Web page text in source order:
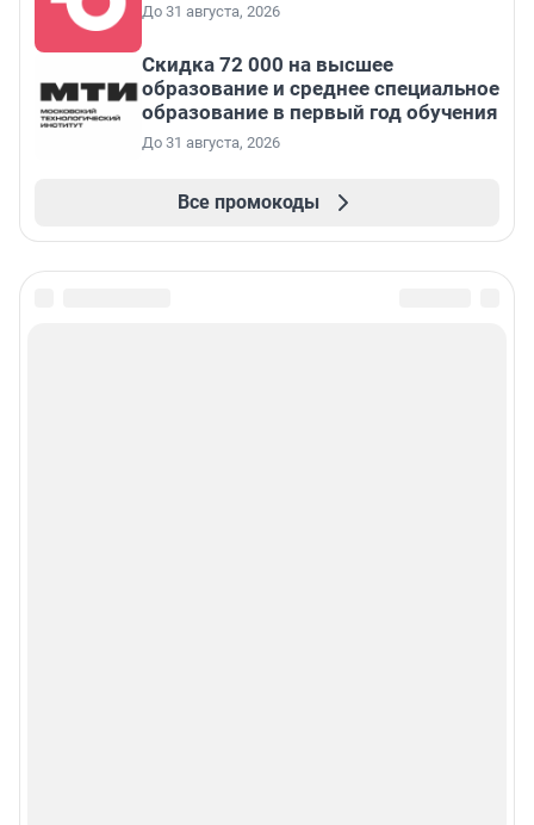
До 31 августа, 2026
Скидка 72 000 на высшее
образование и среднее специальное
образование в первый год обучения
До 31 августа, 2026
Все промокоды